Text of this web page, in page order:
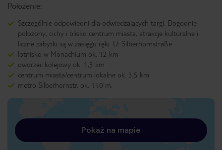
Położenie:
Szczególnie odpowiedni dla odwiedzających targi. Dogodnie
położony, cichy i blisko centrum miasta, atrakcje kulturalne i
liczne zabytki są w zasięgu ręki. U: Silberhornstraße
lotnisko w Monachium ok. 32 km
dworzec kolejowy ok. 1,3 km
centrum miasta/centrum lokalne ok. 3,5 km
metro Silberhornstr. ok. 350 m.
Pokaż na mapie